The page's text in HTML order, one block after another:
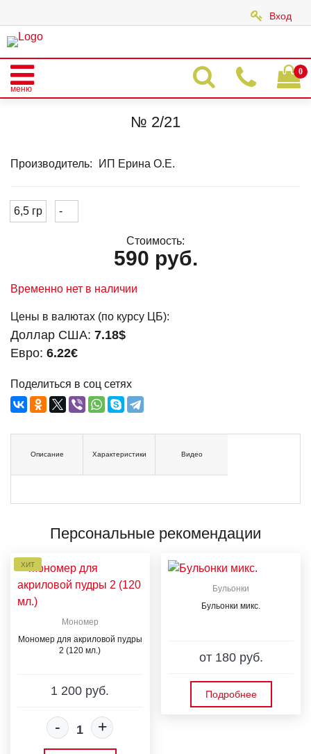
Вход
меню
0
№ 2/21
Производитель: ИП Ерина О.Е.
6,5 гр -
Стоимость:
590 руб.
Временно нет в наличии
Цены в валютах (по курсу ЦБ):
Доллар США: 7.18$
Евро: 6.22€
Поделиться в соц сетях
Описание Характеристики Видео
Персональные рекомендации
ХИТ
Мономер
Мономер для акриловой пудры
2 (120 мл.)
1 200 руб.
- +
Бульонки
Бульонки микс.
от 180 руб.
Подробнее